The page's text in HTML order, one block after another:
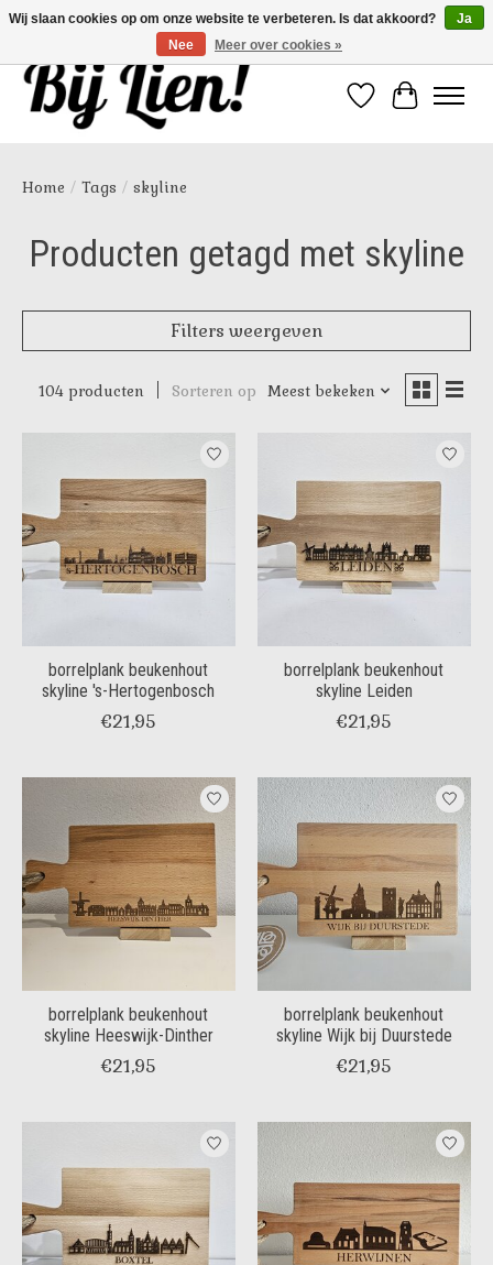
Verlanglijst
Home / Tags / skyline
Producten getagd met skyline
Filters weergeven
104 producten Sorteren op Meest bekeken
borrelplank beukenhout
skyline 's-Hertogenbosch
€21,95
borrelplank beukenhout
skyline Leiden
€21,95
borrelplank beukenhout
skyline Heeswijk-Dinther
€21,95
borrelplank beukenhout
skyline Wijk bij Duurstede
€21,95
Wij slaan cookies op om onze website te verbeteren. Is dat akkoord?
Ja
Nee
Meer over cookies »